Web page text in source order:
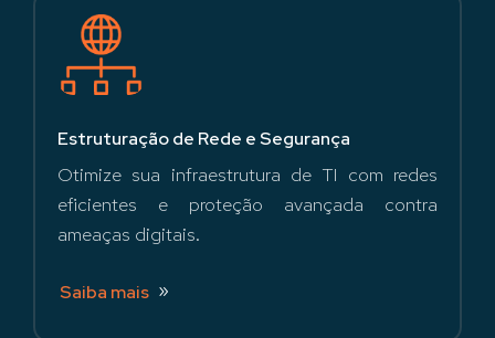
Estruturação de Rede e Segurança
Otimize sua infraestrutura de TI com redes
eficientes e proteção avançada contra
ameaças digitais.
Saiba mais